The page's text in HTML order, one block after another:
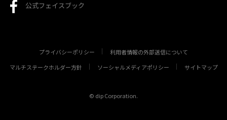
公式フェイスブック
プライバシーポリシー
利用者情報の外部送信について
マルチステークホルダー方針
ソーシャルメディアポリシー サイトマップ
© dip Corporation.